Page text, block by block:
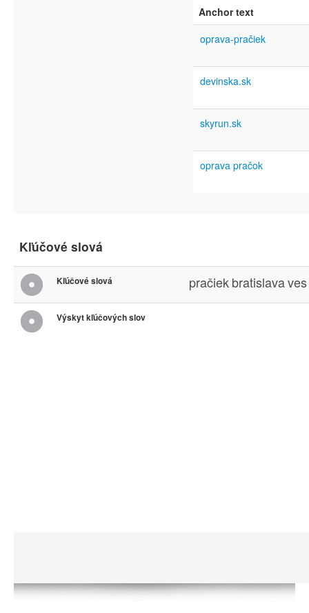
Anchor text
oprava-pračiek
devinska.sk
skyrun.sk
oprava pračok
Kľúčové slová
Kľúčové slová pračiekbratislavaves
Výskyt kľúčových slov